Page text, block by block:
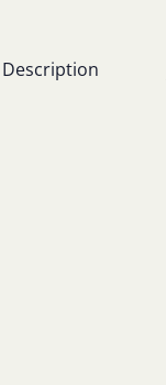
Description